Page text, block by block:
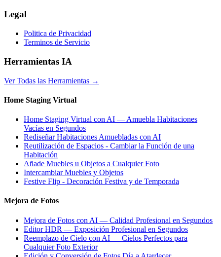
Legal
Politica de Privacidad
Terminos de Servicio
Herramientas IA
Ver Todas las Herramientas →
Home Staging Virtual
Home Staging Virtual con AI — Amuebla Habitaciones
Vacías en Segundos
Rediseñar Habitaciones Amuebladas con AI
Reutilización de Espacios - Cambiar la Función de una
Habitación
Añade Muebles u Objetos a Cualquier Foto
Intercambiar Muebles y Objetos
Festive Flip - Decoración Festiva y de Temporada
Mejora de Fotos
Mejora de Fotos con AI — Calidad Profesional en Segundos
Editor HDR — Exposición Profesional en Segundos
Reemplazo de Cielo con AI — Cielos Perfectos para
Cualquier Foto Exterior